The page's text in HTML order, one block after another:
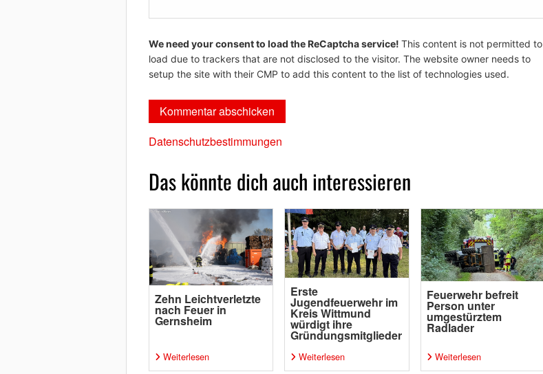
We need your consent to load the ReCaptcha service! This content is not permitted to
load due to trackers that are not disclosed to the visitor. The website owner needs to
setup the site with their CMP to add this content to the list of technologies used.
Datenschutzbestimmungen
Das könnte dich auch interessieren
Zehn Leichtverletzte
nach Feuer in
Gernsheim
Weiterlesen
Erste
Jugendfeuerwehr im
Kreis Wittmund
würdigt ihre
Gründungsmitglieder
Weiterlesen
Feuerwehr befreit
Person unter
umgestürztem
Radlader
Weiterlesen